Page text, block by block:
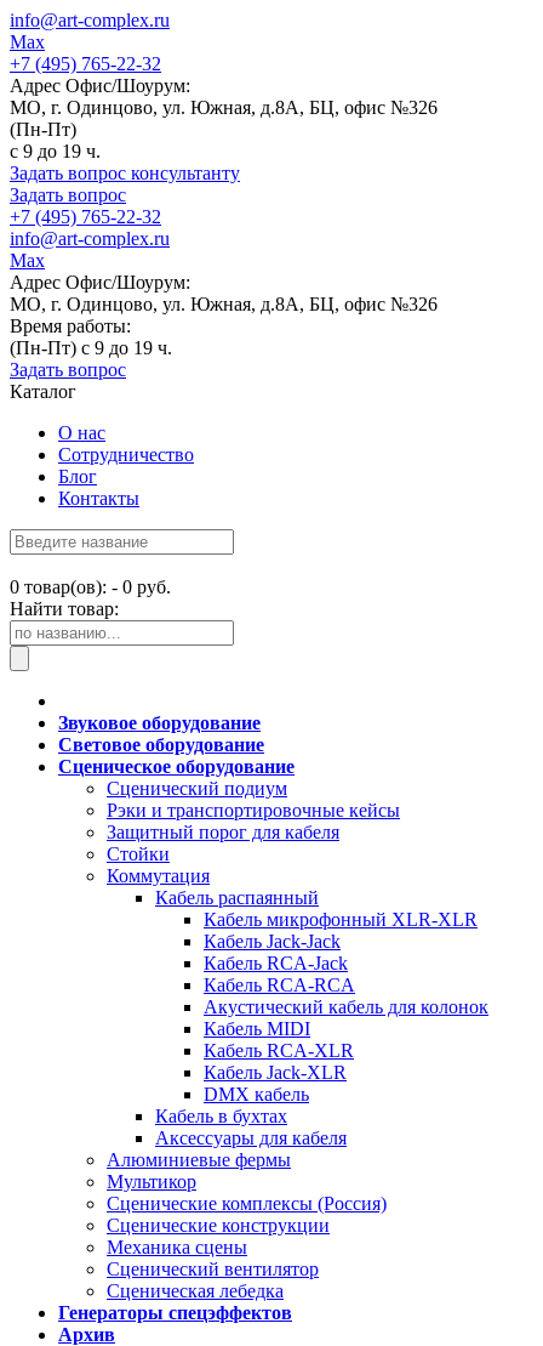
info@art-complex.ru
Max
+7 (495) 765-22-32
Адрес Офис/Шоурум:
МО, г. Одинцово, ул. Южная, д.8А, БЦ, офис №326
(Пн-Пт)
с 9 до 19 ч.
Задать вопрос консультанту
Задать вопрос
+7 (495) 765-22-32
info@art-complex.ru
Max
Адрес Офис/Шоурум:
МО, г. Одинцово, ул. Южная, д.8А, БЦ, офис №326
Время работы:
(Пн-Пт) с 9 до 19 ч.
Задать вопрос
Каталог
О нас
Сотрудничество
Блог
Контакты
0 товар(ов): - 0 руб.
Найти товар:
Звуковое оборудование
Световое оборудование
Сценическое оборудование
Сценический подиум
Рэки и транспортировочные кейсы
Защитный порог для кабеля
Стойки
Коммутация
Кабель распаянный
Кабель микрофонный XLR-XLR
Кабель Jack-Jack
Кабель RCA-Jack
Кабель RCA-RCA
Акустический кабель для колонок
Кабель MIDI
Кабель RCA-XLR
Кабель Jack-XLR
DMX кабель
Кабель в бухтах
Аксессуары для кабеля
Алюминиевые фермы
Мультикор
Сценические комплексы (Россия)
Сценические конструкции
Механика сцены
Сценический вентилятор
Сценическая лебедка
Генераторы спецэффектов
Архив